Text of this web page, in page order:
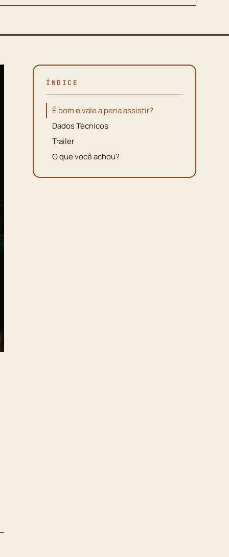
ÍNDICE
É bom e vale a pena assistir?
Dados Técnicos
Trailer
O que você achou?